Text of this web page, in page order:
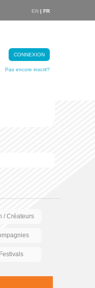
EN | FR
CONNEXION
Pas encore inscrit?
/ Créateurs
Festivals